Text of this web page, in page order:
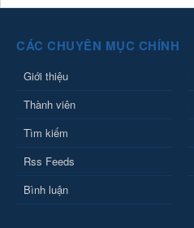
CÁC CHUYÊN MỤC CHÍNH
Giới thiệu
Thành viên
Tìm kiếm
Rss Feeds
Bình luận